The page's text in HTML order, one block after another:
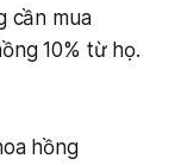
cần mua
10% từ họ.
hồng